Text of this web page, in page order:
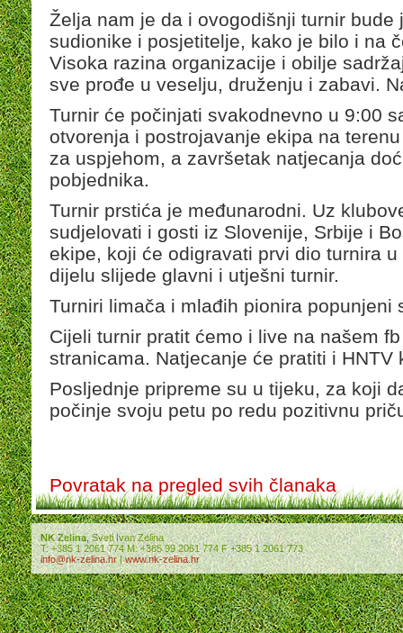
Želja nam je da i ovogodišnji turnir
sudionike i posjetitelje, kako je bilo i na
Visoka razina organizacije i obilje
sve prođe u veselju, druženju i zabavi.
Turnir će počinjati svakodnevno u 9:00
otvorenja i postrojavanje ekipa na
za uspjehom, a završetak natjecanja
pobjednika.
Turnir prstića je međunarodni. Uz
sudjelovati i gosti iz Slovenije, Srbije i
ekipe, koji će odigravati prvi dio turnira
dijelu slijede glavni i utješni turnir.
Turniri limača i mlađih pionira popunjeni
Cijeli turnir pratit ćemo i live na našem
stranicama. Natjecanje će pratiti i HNTV
Posljednje pripreme su u tijeku, za koji
počinje svoju petu po redu pozitivnu
Povratak na pregled svih članaka
NK Zelina, Sveti Ivan Zelina
T: +385 1 2061 774 M: +385 99 2061 774 F +385 1 2061 773
info@nk-zelina.hr|www.nk-zelina.hr